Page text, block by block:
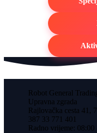
Robot General
Upravna zgrada
Rajlovačka cesta 41,
387 33 771 401
Radno vrijeme: 08:00